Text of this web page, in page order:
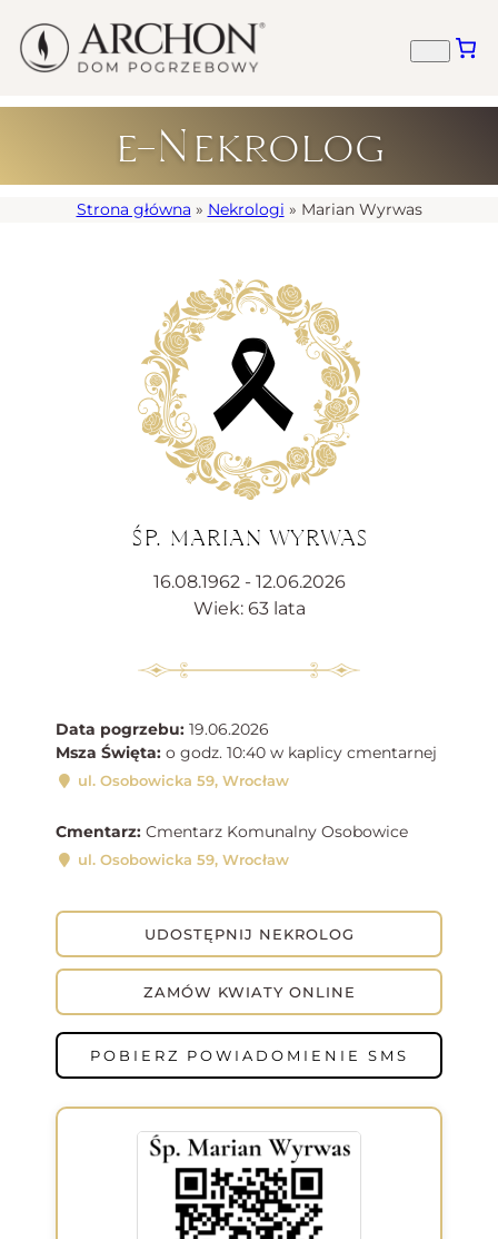
e-Nekrolog
Strona główna » Nekrologi » Marian Wyrwas
ŚP. MARIAN WYRWAS
16.08.1962 - 12.06.2026
Wiek: 63 lata
Data pogrzebu: 19.06.2026
Msza Święta: o godz. 10:40 w kaplicy cmentarnej
ul. Osobowicka 59, Wrocław
Cmentarz: Cmentarz Komunalny Osobowice
ul. Osobowicka 59, Wrocław
UDOSTĘPNIJ NEKROLOG
ZAMÓW KWIATY ONLINE
POBIERZ POWIADOMIENIE SMS